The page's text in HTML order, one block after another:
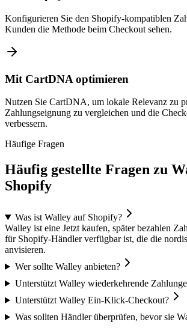
Konfigurieren Sie den Shopify-kompatiblen
Kunden die Methode beim Checkout sehen.
Mit CartDNA optimieren
Nutzen Sie CartDNA, um lokale Relevanz zu
Zahlungseignung zu vergleichen und die
verbessern.
Häufige Fragen
Häufig gestellte Fragen zu
Shopify
Was ist Walley auf Shopify?
Walley ist eine Jetzt kaufen, später bezahlen
für Shopify-Händler verfügbar ist, die die
anvisieren.
Wer sollte Walley anbieten?
Unterstützt Walley wiederkehrende
Unterstützt Walley Ein-Klick-Checkout?
Was sollten Händler überprüfen, bevor sie